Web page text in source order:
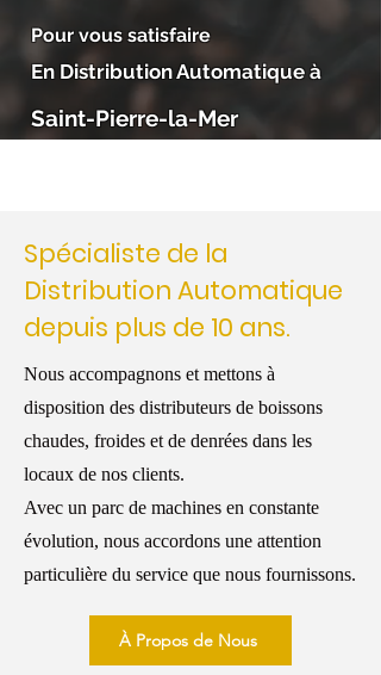
Pour vous satisfaire
En Distribution Automatique à
Saint-Pierre-la-Mer
Spécialiste de la
Distribution Automatique
depuis plus de 10 ans.
Nous accompagnons et mettons à
disposition des distributeurs de boissons
chaudes, froides et de denrées dans les
locaux de nos clients.
Avec un parc de machines en constante
évolution, nous accordons une attention
particulière du service que nous fournissons.
À Propos de Nous